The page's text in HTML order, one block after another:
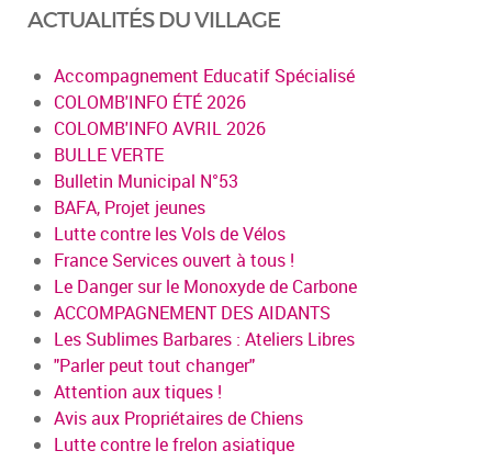
ACTUALITÉS DU VILLAGE
Accompagnement Educatif Spécialisé
COLOMB'INFO ÉTÉ 2026
COLOMB'INFO AVRIL 2026
BULLE VERTE
Bulletin Municipal N°53
BAFA, Projet jeunes
Lutte contre les Vols de Vélos
France Services ouvert à tous !
Le Danger sur le Monoxyde de Carbone
ACCOMPAGNEMENT DES AIDANTS
Les Sublimes Barbares : Ateliers Libres
"Parler peut tout changer"
Attention aux tiques !
Avis aux Propriétaires de Chiens
Lutte contre le frelon asiatique